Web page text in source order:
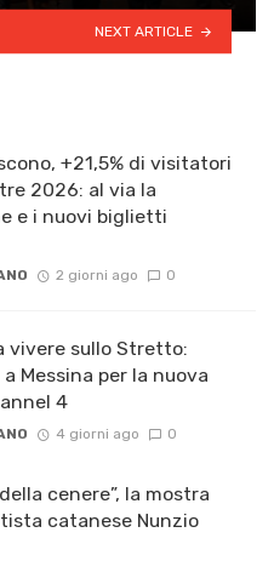
NEXT ARTICLE
+21,5% di visitatori
2026: al via la
e i nuovi biglietti
2 giorni ago 0
vivere sullo Stretto:
Messina per la nuova
4
4 giorni ago 0
cenere”, la mostra
catanese Nunzio